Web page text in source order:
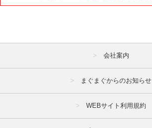
会社案内
まぐまぐからのお知らせ
WEBサイト利用規約